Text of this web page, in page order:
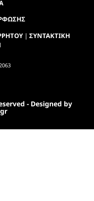
| ΣΥΝΤΑΚΤΙΚΗ
- Designed by